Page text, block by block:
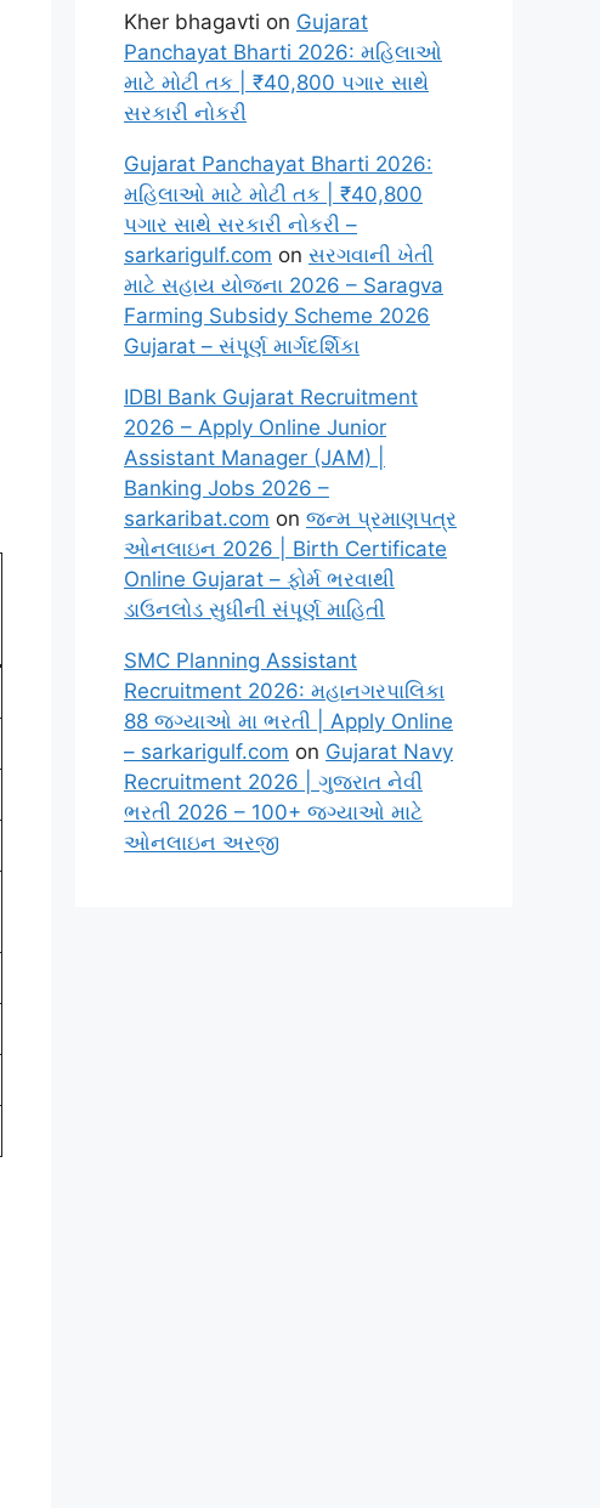
Kher bhagavti on Gujarat
Panchayat Bharti 2026: મહિલાઓ
માટે મોટી તક | ₹40,800 પગાર સાથે
સરકારી નોકરી
Gujarat Panchayat Bharti 2026:
મહિલાઓ માટે મોટી તક | ₹40,800
પગાર સાથે સરકારી નોકરી –
sarkarigulf.com on સરગવાની ખેતી
માટે સહાય યોજના 2026 – Saragva
Farming Subsidy Scheme 2026
Gujarat – સંપૂર્ણ માર્ગદર્શિકા
IDBI Bank Gujarat Recruitment
2026 – Apply Online Junior
Assistant Manager (JAM) |
Banking Jobs 2026 –
sarkaribat.com on જન્મ પ્રમાણપત્ર
ઓનલાઇન 2026 | Birth Certificate
Online Gujarat – ફોર્મ ભરવાથી
ડાઉનલોડ સુધીની સંપૂર્ણ માહિતી
SMC Planning Assistant
Recruitment 2026: મહાનગરપાલિકા
88 જગ્યાઓ મા ભરતી | Apply Online
– sarkarigulf.com on Gujarat Navy
Recruitment 2026 | ગુજરાત નેવી
ભરતી 2026 – 100+ જગ્યાઓ માટે
ઓનલાઇન અરજી